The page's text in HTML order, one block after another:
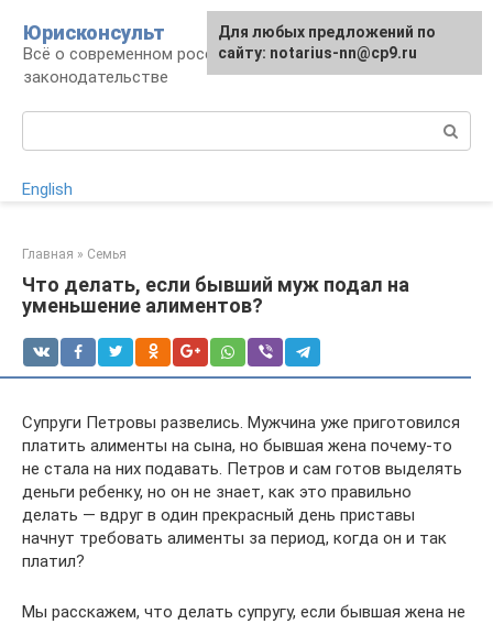
контенту
Юрисконсульт
Всё о современном российском
законодательстве
English
Главная » Семья
Что делать, если бывший муж подал на
уменьшение алиментов?
Супруги Петровы развелись. Мужчина уже приготовился
платить алименты на сына, но бывшая жена почему-то
не стала на них подавать. Петров и сам готов выделять
деньги ребенку, но он не знает, как это правильно
делать — вдруг в один прекрасный день приставы
начнут требовать алименты за период, когда он и так
платил?
Мы расскажем, что делать супругу, если бывшая жена не
Для любых предложений по
сайту: notarius-nn@cp9.ru